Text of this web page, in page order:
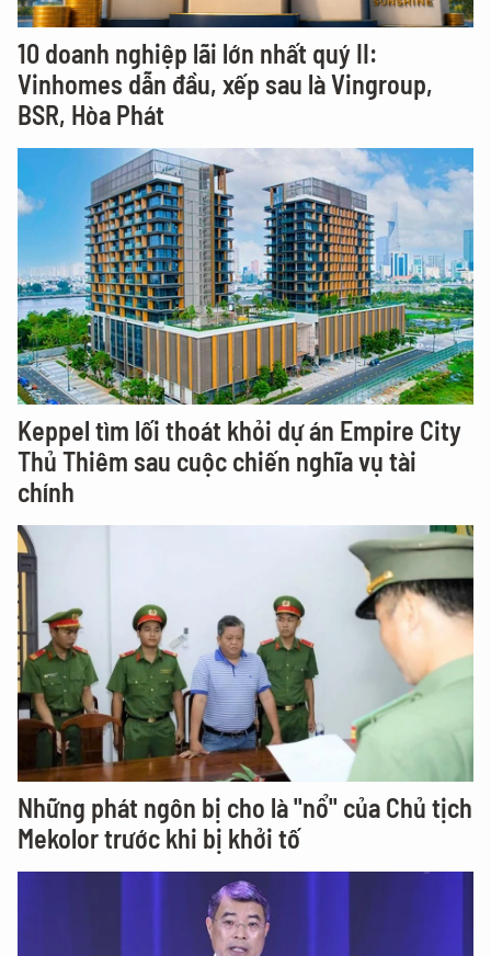
10 doanh nghiệp lãi lớn nhất quý II:
Vinhomes dẫn đầu, xếp sau là Vingroup,
BSR, Hòa Phát
Keppel tìm lối thoát khỏi dự án Empire City
Thủ Thiêm sau cuộc chiến nghĩa vụ tài
chính
Những phát ngôn bị cho là "nổ" của Chủ tịch
Mekolor trước khi bị khởi tố